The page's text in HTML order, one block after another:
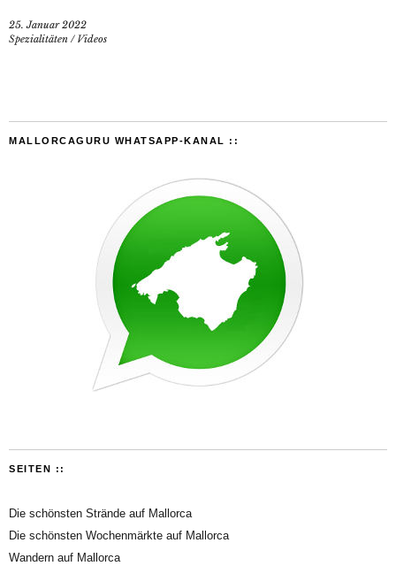
25. Januar 2022
Spezialitäten / Videos
MALLORCAGURU WHATSAPP-KANAL ::
SEITEN ::
Die schönsten Strände auf Mallorca
Die schönsten Wochenmärkte auf Mallorca
Wandern auf Mallorca